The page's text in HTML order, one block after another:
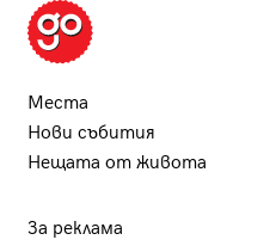
Места
Нови събития
Нещата от живота
За реклама